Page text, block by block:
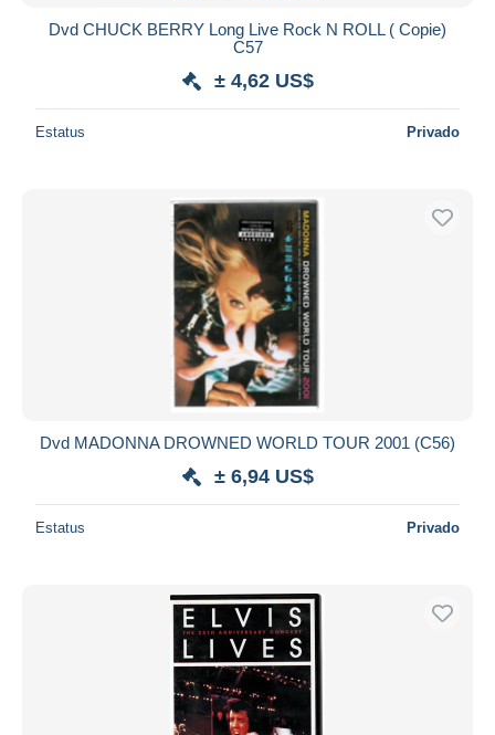
Dvd CHUCK BERRY Long Live Rock N ROLL ( Copie)
C57
± 4,62 US$
Estatus Privado
Dvd MADONNA DROWNED WORLD TOUR 2001 (C56)
± 6,94 US$
Estatus Privado